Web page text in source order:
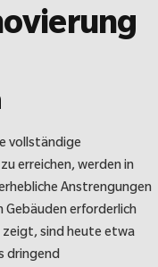
vollständige
erreichen, werden in
Anstrengungen
Gebäuden erforderlich
zeigt, sind heute etwa
dringend